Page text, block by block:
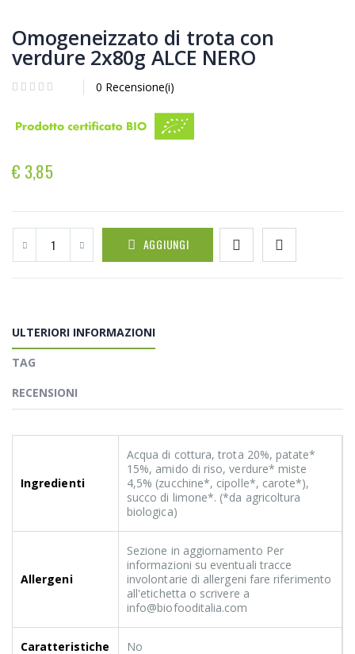
Omogeneizzato di trota con
verdure 2x80g ALCE NERO
0 Recensione(i)
€ 3,85
AGGIUNGI
ULTERIORI INFORMAZIONI
TAG
RECENSIONI
Ingredienti
Acqua di cottura, trota 20%, patate*
15%, amido di riso, verdure* miste
4,5% (zucchine*, cipolle*, carote*),
succo di limone*. (*da agricoltura
biologica)
Allergeni
Sezione in aggiornamento Per
informazioni su eventuali tracce
involontarie di allergeni fare riferimento
all'etichetta o scrivere a
info@biofooditalia.com
Caratteristiche No